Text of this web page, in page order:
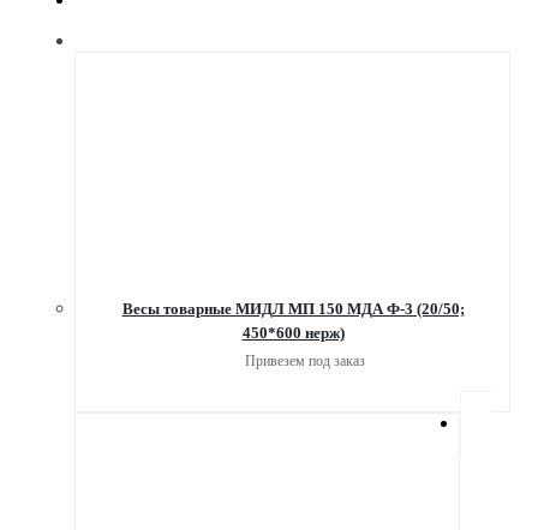
Весы товарные МИДЛ МП 150 МДА Ф-3 (20/50;
450*600 нерж)
Привезем под заказ